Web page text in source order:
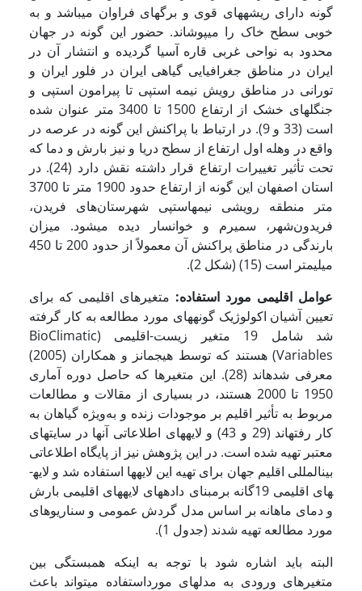
گونه دارای ریشه­های قوی و برگ­های فراوان می­باشد و به
خوبی سطح خاک را می­پوشاند. حضور این گونه در جهان
محدود به نواحی غربی قاره آسیا گردیده و انتشار آن در
ایران در مناطق جغرافیایی گیاهی ایران در فلور ایران و
تورانی در مناطق رویش نیمه استپی تا پیرامون استپی و
جنگلهای خشک از ارتفاع 1500 تا 3400 متر عنوان شده
است (33 و 9). در ارتباط با پراکنش این گونه در عرصه در
واقع در وهله اول ارتفاع از سطح دریا و نیز بارش و دما که
تحت تأثیر تغییرات ارتفاع قرار داشته نقش دارد (24). در
استان اصفهان این گونه از ارتفاع حدود 1900 متر تا 3700
متر منطقه رویشی نیمه­استپی شهرستان‌های فریدن،
فریدون‌شهر، سمیرم و خوانسار دیده می­شود. میزان
بارندگی در مناطق پراکنش آن معمولاً از حدود 200 تا 450
میلیمتر است (15) (شکل 2).
عوامل اقلیمی مورد استفاده: متغیرهای اقلیمی که برای
تعیین آشیان اکولوژیک گونه­های مورد مطالعه به کار گرفته
شد شامل 19 متغیر زیست-اقلیمی (BioClimatic
Variables) هستند که توسط هیجمانز و همکاران (2005)
معرفی شده­اند (28). این متغیرها که حاصل دوره آماری
1950 تا 2000 هستند، در بسیاری از مقالات و مطالعات
مربوط به تأثیر اقلیم بر موجودات زنده و به‌ویژه گیاهان به
کار رفته­اند (29 و 43) و لایه­های اطلاعاتی آنها در سایت­های
معتبر تهیه شده است. در این پژوهش نیز از پایگاه اطلاعاتی
بین­المللی اقلیم جهان برای تهیه این لایه­ها استفاده شد و لایه­
های اقلیمی 19گانه برمبنای داده­های لایه­های اقلیمی بارش
و دمای ماهانه بر اساس مدل گردش عمومی و سناریوهای
مورد مطالعه تهیه شدند (جدول 1).
البته باید اشاره شود با توجه به اینکه همبستگی بین
متغیرهای ورودی به مدل­های مورداستفاده می­تواند باعث